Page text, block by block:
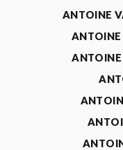
ANTOINE
ANTOINE
ANTOINE